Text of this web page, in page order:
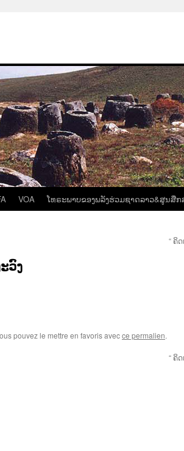
VOA ໂທຣະພາບຂອງພລັງຮ່ວມຊາດລາວ&ສູນສືກສ
“ ຄິ
ວົງ
pouvez le mettre en favoris avecce permalien.
“ ຄິ